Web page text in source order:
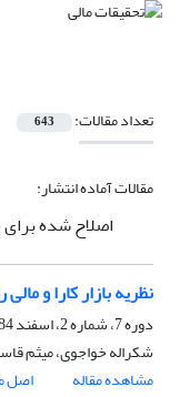
تعداد مقالات: 643
مقالات آماده انتشار:
اصلاح شده
نظریه بازار کارا و
دوره 7، شماره 2، اسفند 1384
شکراله خواجوی، میثم
مشاهده مقاله
اصل